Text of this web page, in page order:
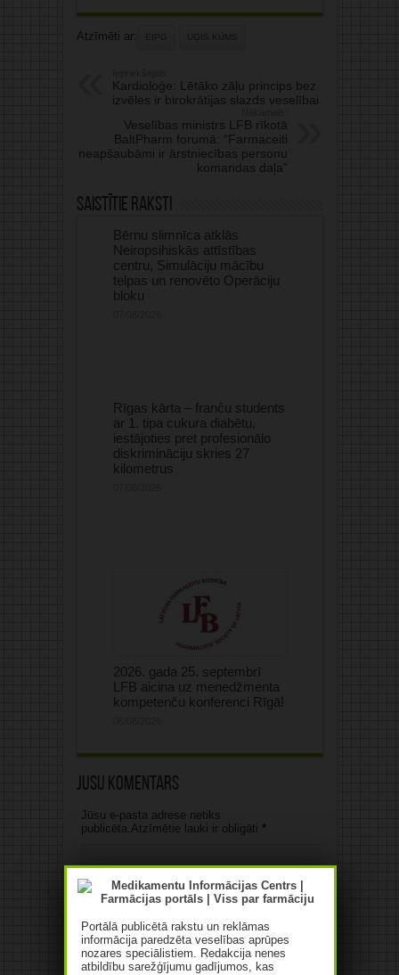
Atzīmēti ar: EIPG UĢIS KŪMS
Kardioloģe: Lētāko zāļu princips bez
izvēles ir birokrātijas slazds veselībai
Veselības ministrs LFB rīkotā
BaltPharm forumā: “Farmaceiti
neapšaubāmi ir ārstniecības personu
komandas daļa”
Saistītie raksti
Bērnu slimnīca atklās
Neiropsihiskās attīstības
centru, Simulāciju mācību
telpas un renovēto Operāciju
bloku
Rīgas kārta – franču students
ar 1. tipa cukura diabētu,
iestājoties pret profesionālo
diskrimināciju skries 27
kilometrus
2026. gada 25. septembrī
LFB aicina uz menedžmenta
kompetenču konferenci Rīgā!
Jūsu komentārs
Jūsu e-pasta adrese netiks
publicēta.Atzīmētie lauki ir obligāti *
Portālā publicētā rakstu un reklāmas
informācija paredzēta veselības aprūpes
nozares speciālistiem. Redakcija nenes
atbildību sarežģījumu gadījumos, kas